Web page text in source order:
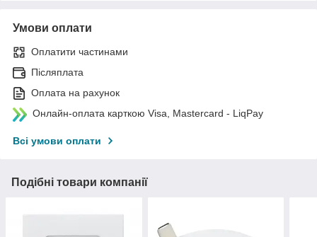
Умови оплати
Оплатити частинами
Післяплата
Оплата на рахунок
Онлайн-оплата карткою Visa, Mastercard - LiqPay
Всі умови оплати
Подібні товари компанії